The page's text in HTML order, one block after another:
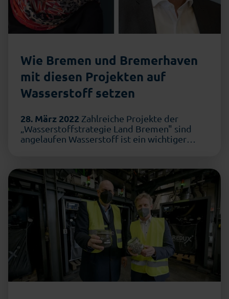
Wie Bremen und Bremerhaven
mit diesen Projekten auf
Wasserstoff setzen
28. März 2022 Zahlreiche Projekte der
„Wasserstoffstrategie Land Bremen" sind
angelaufen Wasserstoff ist ein wichtiger